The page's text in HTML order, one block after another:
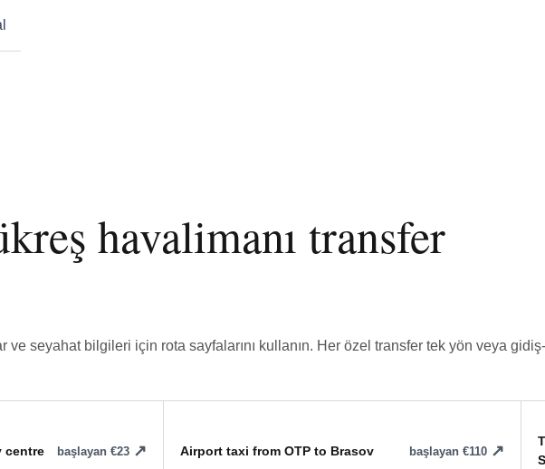
havalimanı transfer
ve seyahat bilgileri için rota sayfalarını kullanın. Her özel transfer tek yön veya
centre başlayan €23 Airport taxi from OTP to Brasov başlayan €110